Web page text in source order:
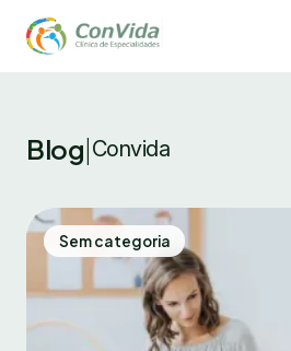
Blog|Convida
Sem categoria